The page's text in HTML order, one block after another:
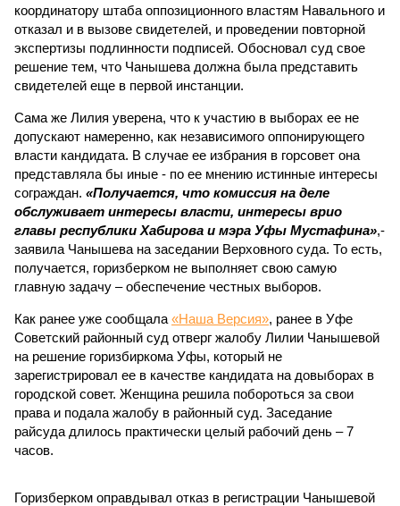
координатору штаба оппозиционного властям Навального и
отказал и в вызове свидетелей, и проведении повторной
экспертизы подлинности подписей. Обосновал суд свое
решение тем, что Чанышева должна была представить
свидетелей еще в первой инстанции.
Сама же Лилия уверена, что к участию в выборах ее не
допускают намеренно, как независимого оппонирующего
власти кандидата. В случае ее избрания в горсовет она
представляла бы иные - по ее мнению истинные интересы
сограждан. «Получается, что комиссия на деле
обслуживает интересы власти, интересы врио
главы республики Хабирова и мэра Уфы Мустафина»,-
заявила Чанышева на заседании Верховного суда. То есть,
получается, горизберком не выполняет свою самую
главную задачу – обеспечение честных выборов.
Как ранее уже сообщала «Наша Версия», ранее в Уфе
Советский районный суд отверг жалобу Лилии Чанышевой
на решение горизбиркома Уфы, который не
зарегистрировал ее в качестве кандидата на довыборах в
городской совет. Женщина решила побороться за свои
права и подала жалобу в районный суд. Заседание
райсуда длилось практически целый рабочий день – 7
часов.
Горизберком оправдывал отказ в регистрации Чанышевой